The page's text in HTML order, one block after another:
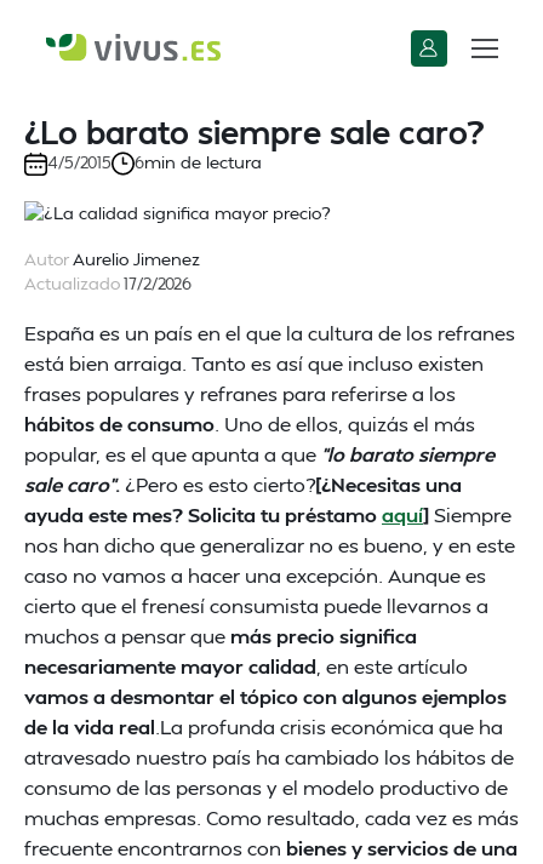
¿Lo barato siempre sale caro?
4/5/2015 6min de lectura
AutorAurelio Jimenez
Actualizado17/2/2026
España es un país en el que la cultura de los refranes
está bien arraiga. Tanto es así que incluso existen
frases populares y refranes para referirse a los
hábitos de consumo . Uno de ellos, quizás el más
popular, es el que apunta a que “lo barato siempre
sale caro”. ¿Pero es esto cierto?[¿Necesitas una
ayuda este mes? Solicita tu préstamoaquí]Siempre
nos han dicho que generalizar no es bueno, y en este
caso no vamos a hacer una excepción. Aunque es
cierto que el frenesí consumista puede llevarnos a
muchos a pensar que más precio significa
necesariamente mayor calidad , en este artículo
vamos a desmontar el tópico con algunos ejemplos
de la vida real .La profunda crisis económica que ha
atravesado nuestro país ha cambiado los hábitos de
consumo de las personas y el modelo productivo de
muchas empresas. Como resultado, cada vez es más
frecuente encontrarnos con bienes y servicios de una